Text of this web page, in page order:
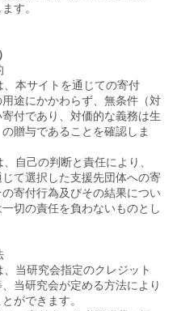
す。
本サイトを通じての寄付
途にかかわらず、無条件（対
付であり、対価的な義務は生
贈与であることを確認しま
自己の判断と責任により、
て選択した支援先団体への寄
寄付行為及びその結果につい
切の責任を負わないものとし
当研究会指定のクレジット
当研究会が定める方法により
ができます。